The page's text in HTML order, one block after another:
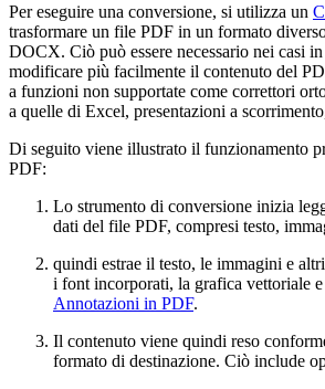
Per eseguire una conversione, si utilizza un
trasformare un file PDF in un formato
DOCX. Ciò può essere necessario nei casi
modificare più facilmente il contenuto del
a funzioni non supportate come correttori
a quelle di Excel, presentazioni a
Di seguito viene illustrato il funzionamento
PDF:
Lo strumento di conversione inizia
dati del file PDF, compresi testo,
quindi estrae il testo, le immagini e
i font incorporati, la grafica vettoriale
Annotazioni in PDF.
Il contenuto viene quindi reso
formato di destinazione. Ciò include